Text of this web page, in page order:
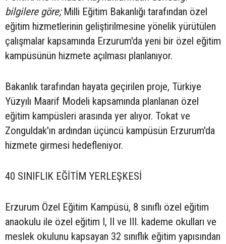
bilgilere göre;Milli Eğitim Bakanlığı tarafından özel
eğitim hizmetlerinin geliştirilmesine yönelik yürütülen
çalışmalar kapsamında Erzurum'da yeni bir özel eğitim
kampüsünün hizmete açılması planlanıyor.
Bakanlık tarafından hayata geçirilen proje, Türkiye
Yüzyılı Maarif Modeli kapsamında planlanan özel
eğitim kampüsleri arasında yer alıyor. Tokat ve
Zonguldak'ın ardından üçüncü kampüsün Erzurum'da
hizmete girmesi hedefleniyor.
40 SINIFLIK EĞİTİM YERLEŞKESİ
Erzurum Özel Eğitim Kampüsü, 8 sınıflı özel eğitim
anaokulu ile özel eğitim I, II ve III. kademe okulları ve
meslek okulunu kapsayan 32 sınıflık eğitim yapısından